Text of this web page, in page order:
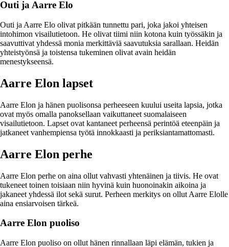
Outi ja Aarre Elo
Outi ja Aarre Elo olivat pitkään tunnettu pari, joka jakoi yhteisen
intohimon visailutietoon. He olivat tiimi niin kotona kuin työssäkin ja
saavuttivat yhdessä monia merkittäviä saavutuksia sarallaan. Heidän
yhteistyönsä ja toistensa tukeminen olivat avain heidän
menestykseensä.
Aarre Elon lapset
Aarre Elon ja hänen puolisonsa perheeseen kuului useita lapsia, jotka
ovat myös omalla panoksellaan vaikuttaneet suomalaiseen
visailutietoon. Lapset ovat kantaneet perheensä perintöä eteenpäin ja
jatkaneet vanhempiensa työtä innokkaasti ja periksiantamattomasti.
Aarre Elon perhe
Aarre Elon perhe on aina ollut vahvasti yhtenäinen ja tiivis. He ovat
tukeneet toinen toisiaan niin hyvinä kuin huonoinakin aikoina ja
jakaneet yhdessä ilot sekä surut. Perheen merkitys on ollut Aarre Elolle
aina ensiarvoisen tärkeä.
Aarre Elon puoliso
Aarre Elon puoliso on ollut hänen rinnallaan läpi elämän, tukien ja